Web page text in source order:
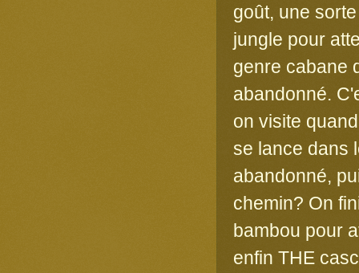
goût, une
jungle pour
genre cabane
abandonné.
on visite
se lance dans
abandonné,
chemin? On
bambou pour
enfin THE